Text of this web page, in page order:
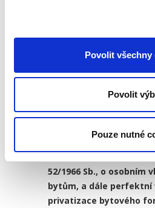
Povolit všechny
Povolit
Pouze nutné
převažuje metoda
skutečnost, že autor
vlastnictví bytů
najít míru ingerence
výslednou podobu
další přínos je potřeba
52/1966 Sb., o osobním
bytům, a dále perfektní
privatizace bytového